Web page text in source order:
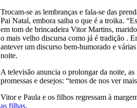
Trocam-se as lembranças e fala-se das
Pai Natal, embora saiba o que é a troika.
em tom de brincadeira Vitor Martins,
o mais velho discursa como já é tradição .
antever um discurso bem-humorado e
noite.
A televisão anuncia o prolongar da noite,
promessas e desejos: “temos de nos ver
Vitor e Paula e os filhos regressam à
as filhas.